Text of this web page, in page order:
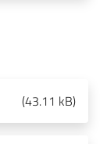
(43.11 kB)